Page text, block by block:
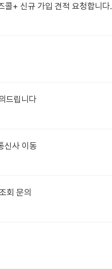
+ 신규 가입 견적 요청합니다.
드립니다
신사 이동
회 문의